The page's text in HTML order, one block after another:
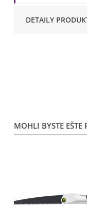
Kapucínka
- Tropaeolum
Cichorium
1,57 €
Iskerník
DETAILY
MOHLI BYSTE EŠTE